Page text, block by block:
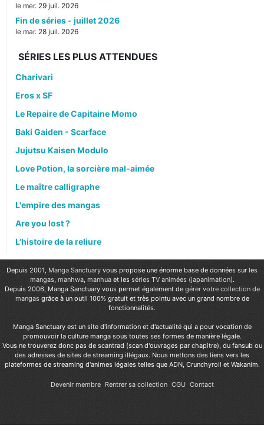
le mer. 29 juil. 2026
Fin de séries - juillet 2026
le mar. 28 juil. 2026
SÉRIES LES PLUS ATTENDUES
Charivari
Eros x SF
Le Repaire de Capitaine Momo
Baki Gaiden - Scarface
Jujutsu Kaisen Modulo
Love Potion, la sorcière mal-aimée
Le maître calligraphe
L'empire des mangas
Are you lost ?
L'histoire de la reliure
Depuis 2001, Manga Sanctuary vous propose une énorme base de données sur les
mangas, manhwa, manhuaet les séries TV animées (japanimation).
Depuis 2006, Manga Sanctuary vous permet également de gérer votre collection de
mangas grâce à un outil 100% gratuit et très pointu avec un grand nombre de
fonctionnalités.
Manga Sanctuary est un site d'information et d'actualité qui a pour vocation de
promouvoir la culture manga sous toutes ses formes de manière légale.
Vous ne trouverez donc pas de scantrad (scan d'ouvrages par chapitre), du fansub ou
des adresses de sites de streaming illégaux. Nous mettons des liens vers les
plateformes de streaming d'animes légales telles que ADN, Crunchyroll et Wakanim.
Devenir membre Rentrer sa collection CGU Contact